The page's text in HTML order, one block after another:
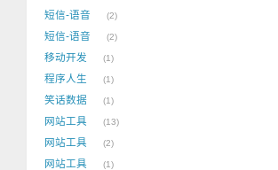
短信-语音 2
短信-语音 2
移动开发 1
程序人生 1
笑话数据 1
网站工具 13
网站工具 2
网站工具 1